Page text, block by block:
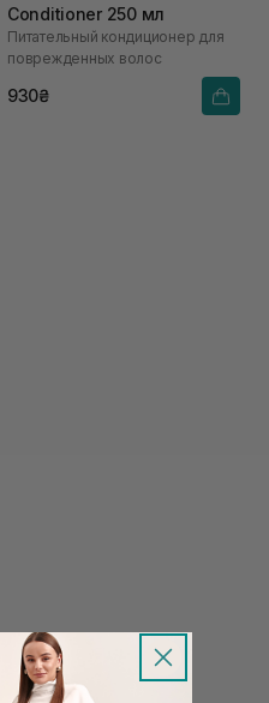
Conditioner 250 мл
Питательный кондиционер для
поврежденных волос
930₴